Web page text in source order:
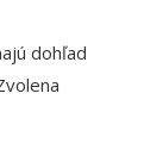
dohľad